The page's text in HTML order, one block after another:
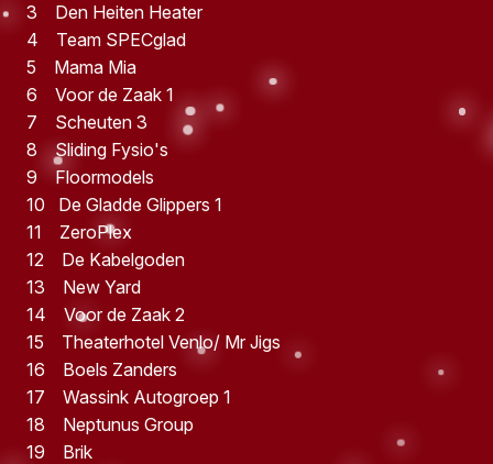
3 Den Heiten Heater
4 Team SPECglad
5 Mama Mia
6 Voor de Zaak 1
7 Scheuten 3
8 Sliding Fysio's
9 Floormodels
10 De Gladde Glippers 1
11 ZeroPlex
12 De Kabelgoden
13 New Yard
14 Voor de Zaak 2
15 Theaterhotel Venlo/ Mr Jigs
16 Boels Zanders
17 Wassink Autogroep 1
18 Neptunus Group
19 Brik